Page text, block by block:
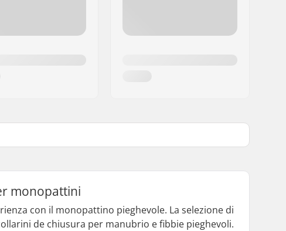
monopattini
con il monopattino pieghevole. La selezione di
de chiusura per manubrio e fibbie pieghevoli.